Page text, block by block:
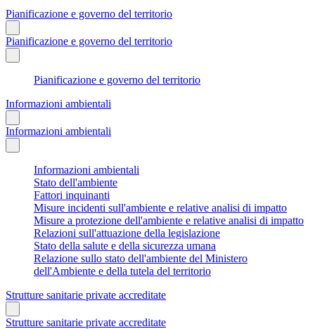
Pianificazione e governo del territorio
Pianificazione e governo del territorio
Pianificazione e governo del territorio
Informazioni ambientali
Informazioni ambientali
Informazioni ambientali
Stato dell'ambiente
Fattori inquinanti
Misure incidenti sull'ambiente e relative analisi di impatto
Misure a protezione dell'ambiente e relative analisi di impatto
Relazioni sull'attuazione della legislazione
Stato della salute e della sicurezza umana
Relazione sullo stato dell'ambiente del Ministero
dell'Ambiente e della tutela del territorio
Strutture sanitarie private accreditate
Strutture sanitarie private accreditate